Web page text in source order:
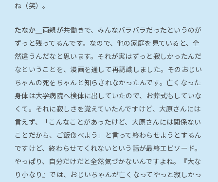
ね（笑）。
たなか＿両親が共働きで、みんなバラバラだったというのが
ずっと残ってるんです。なので、他の家庭を見ていると、全
然違うんだなと思います。それが実はずっと寂しかったんだ
なということを、漫画を通して再認識しました。そのおじい
ちゃんの死をちゃんと知らされなかったんです。亡くなった
身体は大学病院へ検体に出していたので、お葬式もしていな
くて。それに寂しさを覚えていたんですけど、大原さんには
言えず、「こんなことがあったけど、大原さんには関係ない
ことだから、ご飯食べよう」と言って終わらせようとするん
ですけど、終わらせてくれないという話が最終エピソード。
やっぱり、自分だけだと全然気づかないんですよね。『大な
り小なり』では、おじいちゃんが亡くなってやっと寂しかっ